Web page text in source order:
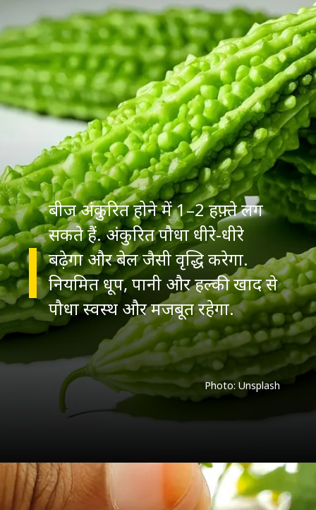
बीज अंकुरित होने में 1–2 हफ़्ते लग
सकते हैं. अंकुरित पौधा धीरे‑धीरे
बढ़ेगा और बेल जैसी वृद्धि करेगा.
नियमित धूप, पानी और हल्की खाद से
पौधा स्वस्थ और मजबूत रहेगा.
Photo: Unsplash